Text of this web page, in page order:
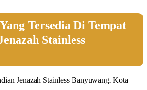
Tersedia Di Tempat
Stainless